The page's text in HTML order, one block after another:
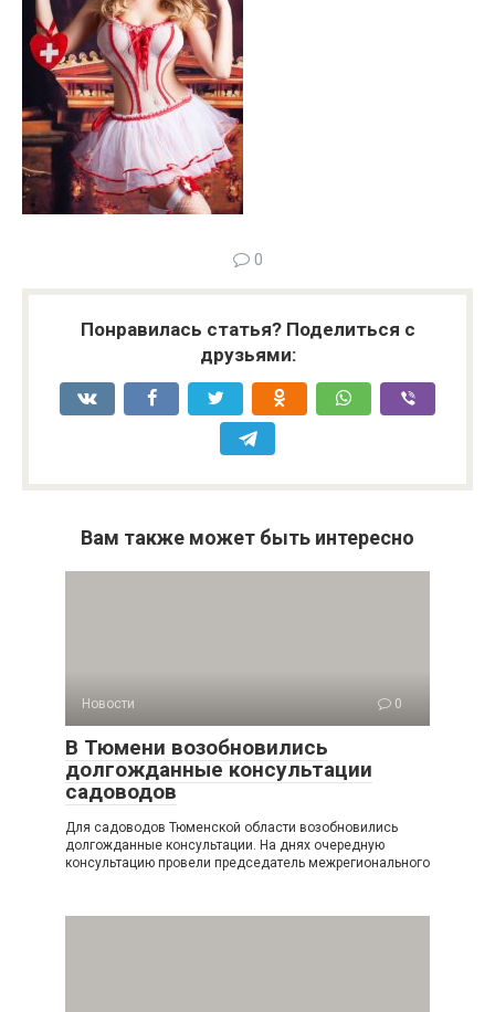
0
Понравилась статья? Поделиться с
друзьями:
Вам также может быть интересно
Новости 0
В Тюмени возобновились
долгожданные консультации
садоводов
Для садоводов Тюменской области возобновились
долгожданные консультации. На днях очередную
консультацию провели председатель межрегионального